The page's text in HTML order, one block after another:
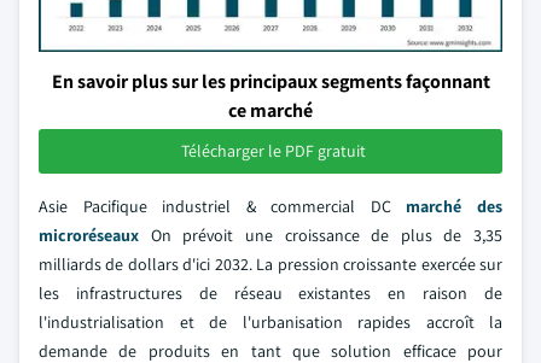
En savoir plus sur les principaux segments façonnant
ce marché
Télécharger le PDF gratuit
Asie Pacifique industriel & commercial DC marché des
microréseaux On prévoit une croissance de plus de 3,35
milliards de dollars d'ici 2032. La pression croissante exercée sur
les infrastructures de réseau existantes en raison de
l'industrialisation et de l'urbanisation rapides accroît la
demande de produits en tant que solution efficace pour